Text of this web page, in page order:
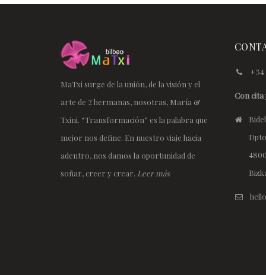
MaTxi surge de la unión, de la visión y el
arte de 2 hermanas, nosotras, María &
Txini. “Transformación” es la palabra que
mejor nos define. En nuestro viaje hacia
adentro, nos damos la oportunidad de
soñar, creer y crear. Leer más
+34
Con cita